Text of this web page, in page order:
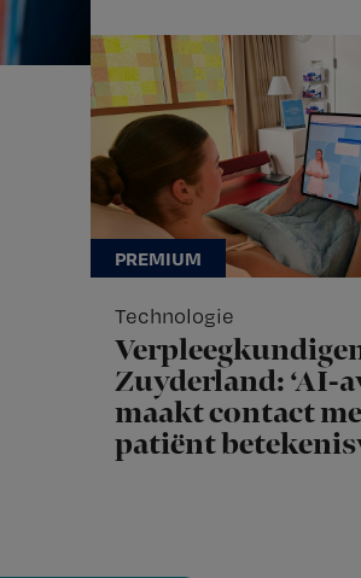
Technologie
Zuyderland: ‘AI-
maakt contact
patiënt